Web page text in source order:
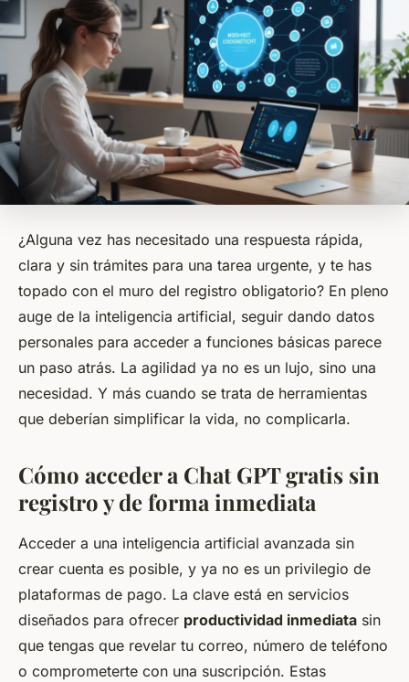
¿Alguna vez has necesitado una respuesta rápida,
clara y sin trámites para una tarea urgente, y te has
topado con el muro del registro obligatorio? En pleno
auge de la inteligencia artificial, seguir dando datos
personales para acceder a funciones básicas parece
un paso atrás. La agilidad ya no es un lujo, sino una
necesidad. Y más cuando se trata de herramientas
que deberían simplificar la vida, no complicarla.
Cómo acceder a Chat GPT gratis sin
registro y de forma inmediata
Acceder a una inteligencia artificial avanzada sin
crear cuenta es posible, y ya no es un privilegio de
plataformas de pago. La clave está en servicios
diseñados para ofrecer productividad inmediata sin
que tengas que revelar tu correo, número de teléfono
o comprometerte con una suscripción. Estas